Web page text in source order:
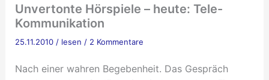
Unvertonte Hörspiele – heute: Tele-
Kommunikation
25.11.2010 / lesen / 2 Kommentare
Nach einer wahren Begebenheit. Das Gespräch